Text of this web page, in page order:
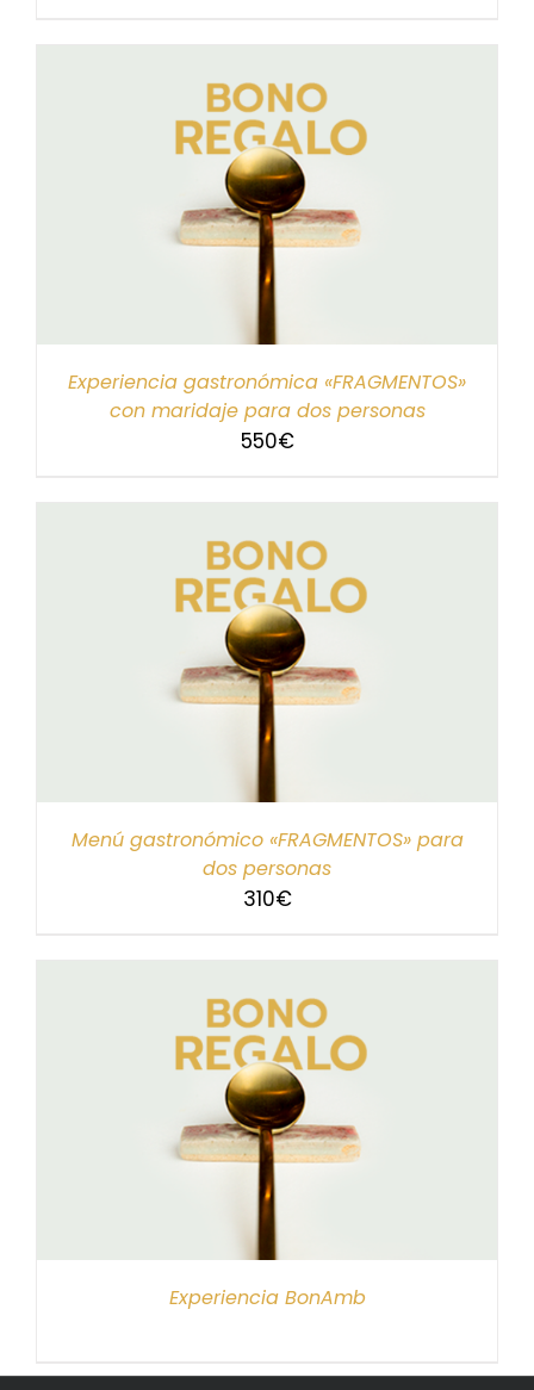
Experiencia gastronómica «FRAGMENTOS»
con maridaje para dos personas
550€
Menú gastronómico «FRAGMENTOS» para
dos personas
310€
Experiencia BonAmb